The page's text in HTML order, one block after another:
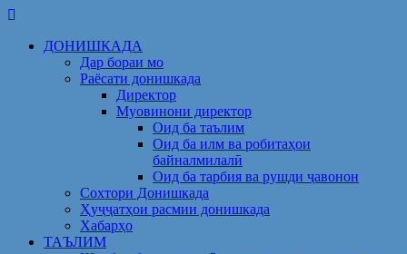
Skip
contentДОНИШКАДА
Дар бораи мо
Раёсати донишкада
Директор
Муовинони директор
Оид ба таълим
Оид ба илм ва робитаҳои
байналмилалӣ
Оид ба тарбия ва рушди ҷавонон
Сохтори Донишкада
Ҳуҷҷатҳои расмии донишкада
Хабарҳо
ТАЪЛИМ